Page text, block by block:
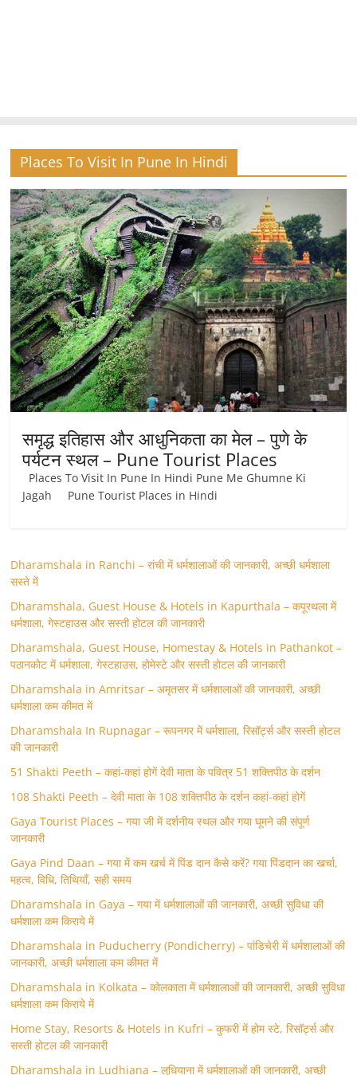
Places To Visit In Pune In Hindi
समृद्ध इतिहास और आधुनिकता का मेल – पुणे के
पर्यटन स्थल – Pune Tourist Places
Places To Visit In Pune In Hindi Pune Me Ghumne Ki
Jagah Pune Tourist Places in Hindi
Dharamshala in Ranchi – रांची में धर्मशालाओं की जानकारी, अच्छी धर्मशाला
सस्ते में
Dharamshala, Guest House & Hotels in Kapurthala – कपूरथला में
धर्मशाला, गेस्टहाउस और सस्ती होटल की जानकारी
Dharamshala, Guest House, Homestay & Hotels in Pathankot –
पठानकोट में धर्मशाला, गेस्टहाउस, होमेस्टे और सस्ती होटल की जानकारी
Dharamshala in Amritsar – अमृतसर में धर्मशालाओं की जानकारी, अच्छी
धर्मशाला कम कीमत में
Dharamshala In Rupnagar – रूपनगर में धर्मशाला, रिसॉर्ट्स और सस्ती होटल
की जानकारी
51 Shakti Peeth – कहां-कहां होगें देवी माता के पवित्र 51 शक्तिपीठ के दर्शन
108 Shakti Peeth – देवी माता के 108 शक्तिपीठ के दर्शन कहां-कहां होगें
Gaya Tourist Places – गया जी में दर्शनीय स्थल और गया घूमने की संपूर्ण
जानकारी
Gaya Pind Daan – गया में कम खर्च में पिंड दान कैसे करें? गया पिंडदान का खर्चा,
महत्व, विधि, तिथियाँ, सही समय
Dharamshala in Gaya – गया में धर्मशालाओं की जानकारी, अच्छी सुविधा की
धर्मशाला कम किराये में
Dharamshala in Puducherry (Pondicherry) – पांडिचेरी में धर्मशालाओं की
जानकारी, अच्छी धर्मशाला कम कीमत में
Dharamshala in Kolkata – कोलकाता में धर्मशालाओं की जानकारी, अच्छी सुविधा
धर्मशाला कम किराये में
Home Stay, Resorts & Hotels in Kufri – कुफरी में होम स्‍टे, रिसॉर्ट्स और
सस्ती होटल की जानकारी
Dharamshala in Ludhiana – लुधियाना में धर्मशालाओं की जानकारी, अच्छी